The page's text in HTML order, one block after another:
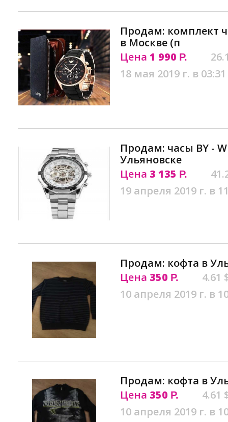
Продам: комплект
в Москве (п
Цена 1 990 Р.
18 мая 2019 г. в 03:31
Продам: часы BY -
Ульяновске
Цена 3 135 Р.
19 апреля 2019 г. в
Продам: кофта в
Цена 350 Р.
4.61
10 апреля 2019 г. в
Продам: кофта в
Цена 350 Р.
4.61
10 апреля 2019 г. в